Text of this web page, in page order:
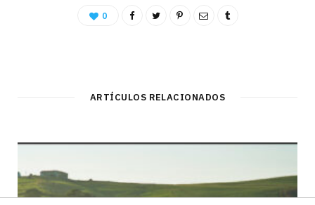
0
ARTÍCULOS RELACIONADOS